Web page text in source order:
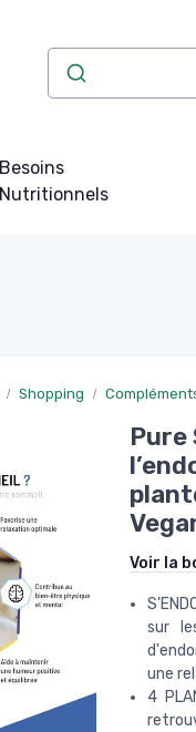
Besoins
Nutritionnels
Shopping
Pure
Voir la
sur
une
4